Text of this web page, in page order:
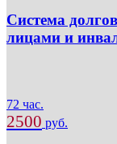
Система
лицами и
72 час.
2500 руб.